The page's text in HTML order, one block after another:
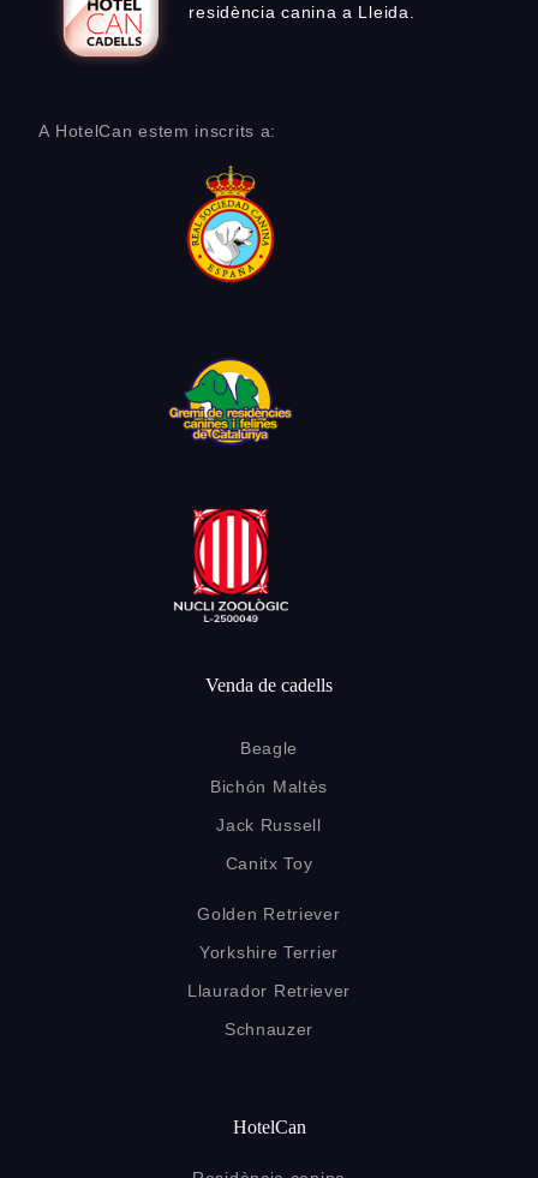
residència canina a Lleida.
A HotelCan estem inscrits a:
Venda de cadells
Beagle
Bichón Maltès
Jack Russell
Canitx Toy
Golden Retriever
Yorkshire Terrier
Llaurador Retriever
Schnauzer
HotelCan